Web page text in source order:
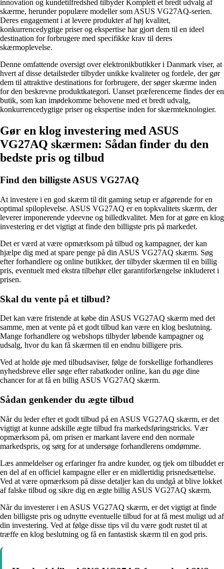
innovation og kundetilfredshed tilbyder Komplett et bredt udvalg af
skærme, herunder populære modeller som ASUS VG27AQ-serien.
Deres engagement i at levere produkter af høj kvalitet,
konkurrencedygtige priser og ekspertise har gjort dem til en ideel
destination for forbrugere med specifikke krav til deres
skærmoplevelse.
Denne omfattende oversigt over elektronikbutikker i Danmark viser, at
hvert af disse detailsteder tilbyder unikke kvaliteter og fordele, der gør
dem til attraktive destinations for forbrugere, der søger skærme inden
for den beskrevne produktkategori. Uanset præferencerne findes der en
butik, som kan imødekomme behovene med et bredt udvalg,
konkurrencedygtige priser og ekspertise inden for skærmteknologier.
Gør en klog investering med ASUS
VG27AQ skærmen: Sådan finder du den
bedste pris og tilbud
Find den billigste ASUS VG27AQ
At investere i en god skærm til dit gaming setup er afgørende for en
optimal spiloplevelse. ASUS VG27AQ er en topkvalitets skærm, der
leverer imponerende ydeevne og billedkvalitet. Men for at gøre en klog
investering er det vigtigt at finde den billigste pris på markedet.
Det er værd at være opmærksom på tilbud og kampagner, der kan
hjælpe dig med at spare penge på din ASUS VG27AQ skærm. Søg
efter forhandlere og online butikker, der tilbyder skærmen til en billig
pris, eventuelt med ekstra tilbehør eller garantiforlængelse inkluderet i
prisen.
Skal du vente på et tilbud?
Det kan være fristende at købe din ASUS VG27AQ skærm med det
samme, men at vente på et godt tilbud kan være en klog beslutning.
Mange forhandlere og webshops tilbyder løbende kampagner og
udsalg, hvor du kan få skærmen til en endnu billigere pris.
Ved at holde øje med tilbudsaviser, følge de forskellige forhandleres
nyhedsbreve eller søge efter rabatkoder online, kan du øge dine
chancer for at få en billig ASUS VG27AQ skærm.
Sådan genkender du ægte tilbud
Når du leder efter et godt tilbud på en ASUS VG27AQ skærm, er det
vigtigt at kunne adskille ægte tilbud fra markedsføringstricks. Vær
opmærksom på, om prisen er markant lavere end den normale
markedspris, og sørg for at undersøge forhandlerens omdømme.
Læs anmeldelser og erfaringer fra andre kunder, og tjek om tilbuddet er
en del af en officiel kampagne eller er en midlertidig prisnedsættelse.
Ved at være opmærksom på disse detaljer kan du undgå at blive lokket
af falske tilbud og sikre dig en ægte billig ASUS VG27AQ skærm.
Når du investerer i en ASUS VG27AQ skærm, er det vigtigt at finde
den billigste pris og udnytte eventuelle tilbud for at få mest muligt ud af
din investering. Ved at følge disse tips vil du være godt rustet til at
træffe en klog beslutning og få en fantastisk skærm til en god pris.